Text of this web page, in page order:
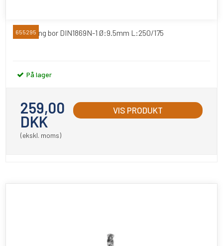
Extra lang bor DIN1869N-1 Ø:9.5mm L:250/175
655295
På lager
259,00
DKK
(ekskl. moms)
VIS PRODUKT